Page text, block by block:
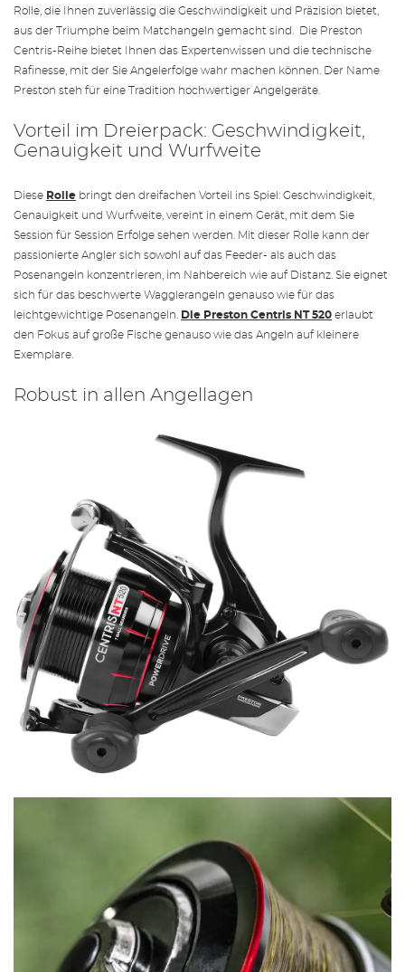
Rolle, die Ihnen zuverlässig die Geschwindigkeit und Präzision bietet,
aus der Triumphe beim Matchangeln gemacht sind. Die Preston
Centris-Reihe bietet Ihnen das Expertenwissen und die technische
Rafinesse, mit der Sie Angelerfolge wahr machen können. Der Name
Preston steh für eine Tradition hochwertiger Angelgeräte.
Vorteil im Dreierpack: Geschwindigkeit,
Genauigkeit und Wurfweite
Diese Rolle bringt den dreifachen Vorteil ins Spiel: Geschwindigkeit,
Genauigkeit und Wurfweite, vereint in einem Gerät, mit dem Sie
Session für Session Erfolge sehen werden. Mit dieser Rolle kann der
passionierte Angler sich sowohl auf das Feeder- als auch das
Posenangeln konzentrieren, im Nahbereich wie auf Distanz. Sie eignet
sich für das beschwerte Wagglerangeln genauso wie für das
leichtgewichtige Posenangeln.
Die Preston Centris NT 520 erlaubt
den Fokus auf große Fische genauso wie das Angeln auf kleinere
Exemplare.
Robust in allen Angellagen